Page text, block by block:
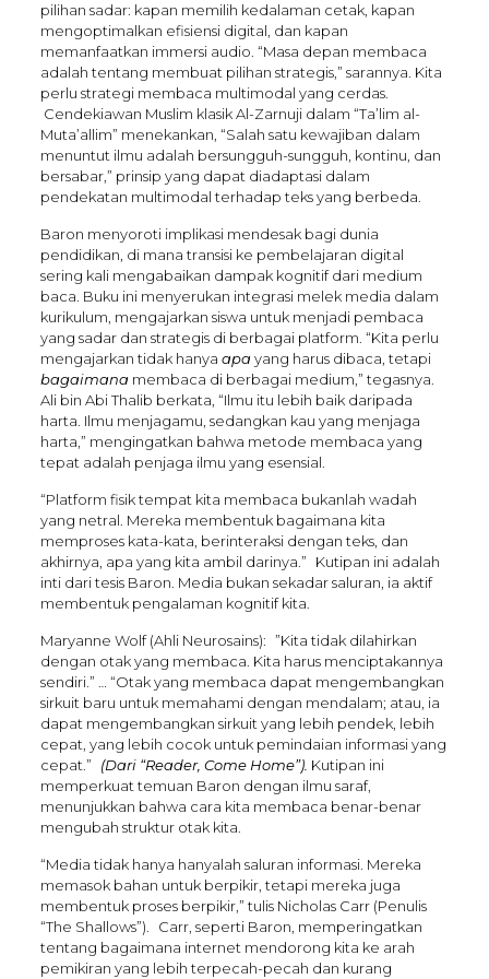
pilihan sadar: kapan memilih kedalaman cetak, kapan
mengoptimalkan efisiensi digital, dan kapan
memanfaatkan immersi audio. “Masa depan membaca
adalah tentang membuat pilihan strategis,” sarannya. Kita
perlu strategi membaca multimodal yang cerdas.
Cendekiawan Muslim klasik Al-Zarnuji dalam “Ta’lim al-
Muta’allim” menekankan, “Salah satu kewajiban dalam
menuntut ilmu adalah bersungguh-sungguh, kontinu, dan
bersabar,” prinsip yang dapat diadaptasi dalam
pendekatan multimodal terhadap teks yang berbeda.
Baron menyoroti implikasi mendesak bagi dunia
pendidikan, di mana transisi ke pembelajaran digital
sering kali mengabaikan dampak kognitif dari medium
baca. Buku ini menyerukan integrasi melek media dalam
kurikulum, mengajarkan siswa untuk menjadi pembaca
yang sadar dan strategis di berbagai platform. “Kita perlu
mengajarkan tidak hanya apayang harus dibaca, tetapi
bagaimanamembaca di berbagai medium,” tegasnya.
Ali bin Abi Thalib berkata, “Ilmu itu lebih baik daripada
harta. Ilmu menjagamu, sedangkan kau yang menjaga
harta,” mengingatkan bahwa metode membaca yang
tepat adalah penjaga ilmu yang esensial.
“Platform fisik tempat kita membaca bukanlah wadah
yang netral. Mereka membentuk bagaimana kita
memproses kata-kata, berinteraksi dengan teks, dan
akhirnya, apa yang kita ambil darinya.” Kutipan ini adalah
inti dari tesis Baron. Media bukan sekadar saluran, ia aktif
membentuk pengalaman kognitif kita.
Maryanne Wolf (Ahli Neurosains): ”Kita tidak dilahirkan
dengan otak yang membaca. Kita harus menciptakannya
sendiri.” … “Otak yang membaca dapat mengembangkan
sirkuit baru untuk memahami dengan mendalam; atau, ia
dapat mengembangkan sirkuit yang lebih pendek, lebih
cepat, yang lebih cocok untuk pemindaian informasi yang
cepat.” (Dari “Reader, Come Home”). Kutipan ini
memperkuat temuan Baron dengan ilmu saraf,
menunjukkan bahwa cara kita membaca benar-benar
mengubah struktur otak kita.
“Media tidak hanya hanyalah saluran informasi. Mereka
memasok bahan untuk berpikir, tetapi mereka juga
membentuk proses berpikir,” tulis Nicholas Carr (Penulis
“The Shallows”). Carr, seperti Baron, memperingatkan
tentang bagaimana internet mendorong kita ke arah
pemikiran yang lebih terpecah-pecah dan kurang